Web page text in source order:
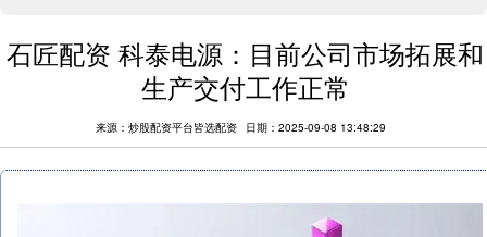
石匠配资 科泰电源：目前公司市场拓展和
生产交付工作正常
来源：炒股配资平台皆选配资 日期：2025-09-08 13:48:29